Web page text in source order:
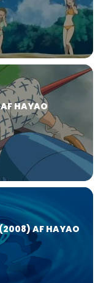
HAYAO
(2008) AF HAYAO